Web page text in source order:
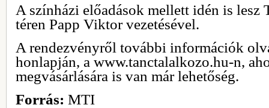
A színházi előadások mellett idén is lesz
téren Papp Viktor vezetésével.
A rendezvényről további információk
honlapján, a www.tanctalalkozo.hu-n,
megvásárlására is van már lehetőség.
Forrás: MTI